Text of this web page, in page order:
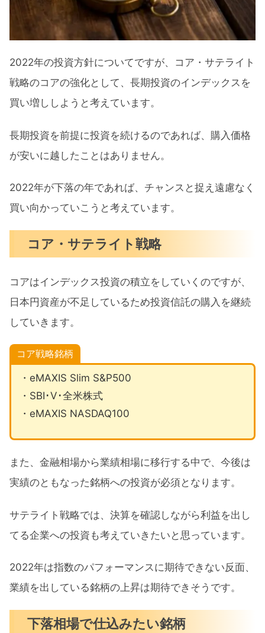
2022年の投資方針についてですが、コア・サテライト
戦略のコアの強化として、長期投資のインデックスを
買い増ししようと考えています。
長期投資を前提に投資を続けるのであれば、購入価格
が安いに越したことはありません。
2022年が下落の年であれば、チャンスと捉え遠慮なく
買い向かっていこうと考えています。
コア・サテライト戦略
コアはインデックス投資の積立をしていくのですが、
日本円資産が不足しているため投資信託の購入を継続
していきます。
コア戦略銘柄
・eMAXIS Slim S&P500
・SBI･V･全米株式
・eMAXIS NASDAQ100
また、金融相場から業績相場に移行する中で、今後は
実績のともなった銘柄への投資が必須となります。
サテライト戦略では、決算を確認しながら利益を出し
てる企業への投資も考えていきたいと思っています。
2022年は指数のパフォーマンスに期待できない反面、
業績を出している銘柄の上昇は期待できそうです。
下落相場で仕込みたい銘柄